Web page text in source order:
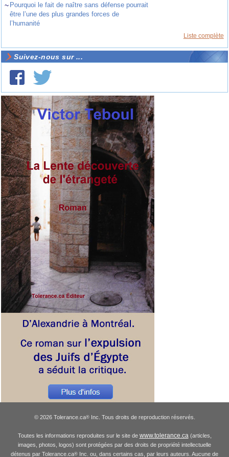
~ Pourquoi le fait de naître sans défense pourrait
être l’une des plus grandes forces de
l’humanité
Liste complète
Suivez-nous sur ...
© 2026 Tolerance.ca®Inc. Tous droits de reproduction réservés.
Toutes les informations reproduites sur le site de www.tolerance.ca (articles,
images, photos, logos) sont protégées par des droits de propriété intellectuelle
détenus par Tolerance.ca® Inc. ou, dans certains cas, par leurs auteurs. Aucune de